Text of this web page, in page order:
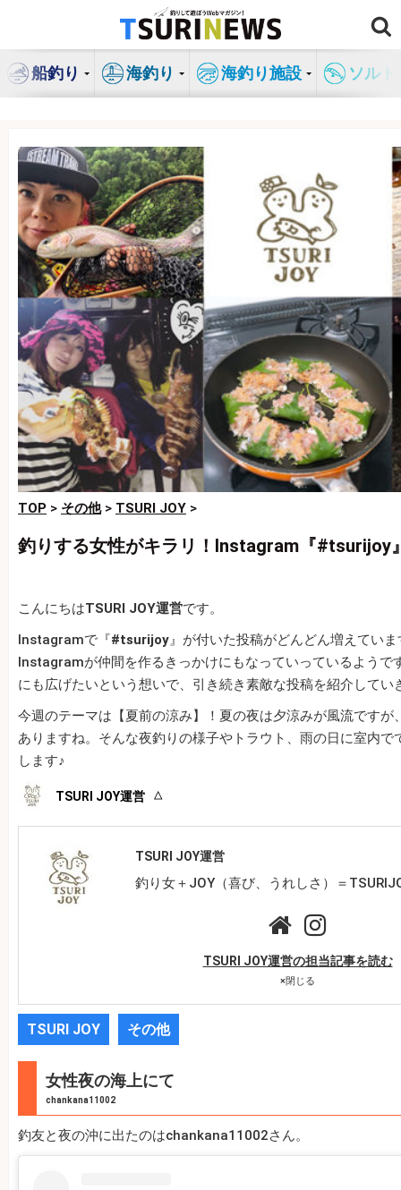
ン
船釣り 海釣り 海釣り施設 ソル
TOP > その他> TSURI JOY >
釣りする女性がキラリ！Instagram『#tsurijoy
こんにちはTSURI JOY運営です。
Instagramで『#tsurijoy』が付いた投稿がどんどん増えていま
Instagramが仲間を作るきっかけにもなっていっているよう
にも広げたいという想いで、引き続き素敵な投稿を紹介してい
今週のテーマは【夏前の涼み】！夏の夜は夕涼みが風流ですが
ありますね。そんな夜釣りの様子やトラウト、雨の日に室内で
します♪
TSURI JOY運営
TSURI JOY運営
釣り女＋JOY（喜び、うれしさ）＝
TSURI JOY運営の担当記事を読む
×閉じる
TSURI JOY その他
女性夜の海上にて
chankana11002
釣友と夜の沖に出たのはchankana11002さん。